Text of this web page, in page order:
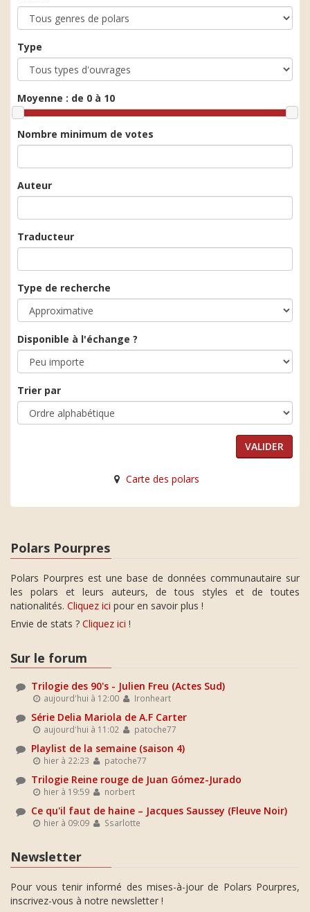
Type
Moyenne : de 0 à 10
Nombre minimum de votes
Auteur
Traducteur
Type de recherche
Disponible à l'échange ?
Trier par
Carte des polars
Polars Pourpres
Polars Pourpres est une base de données communautaire sur
les polars et leurs auteurs, de tous styles et de toutes
nationalités. Cliquez ici pour en savoir plus !
Envie de stats ? Cliquez ici !
Sur le forum
Trilogie des 90's - Julien Freu (Actes Sud)
aujourd'hui à 12:00 Ironheart
Série Delia Mariola de A.F Carter
aujourd'hui à 11:02 patoche77
Playlist de la semaine (saison 4)
hier à 22:23 patoche77
Trilogie Reine rouge de Juan Gómez-Jurado
hier à 19:59 norbert
Ce qu'il faut de haine – Jacques Saussey (Fleuve Noir)
hier à 09:09 Ssarlotte
Newsletter
Pour vous tenir informé des mises-à-jour de Polars Pourpres,
inscrivez-vous à notre newsletter !